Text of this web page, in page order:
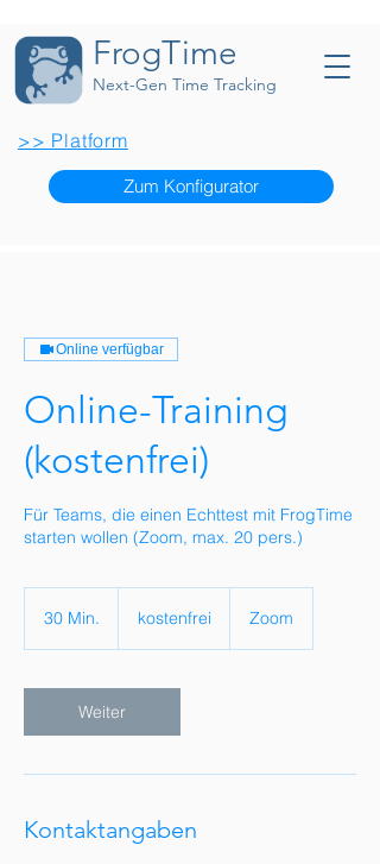
FrogTime
Next-Gen Time Tracking
>> Platform
Zum Konfigurator
Online verfügbar
Online-Training
(kostenfrei)
Für Teams, die einen Echttest mit FrogTime
starten wollen (Zoom, max. 20 pers.)
30 Min.
i
n
.
kostenfrei Zoom
Weiter
Kontaktangaben